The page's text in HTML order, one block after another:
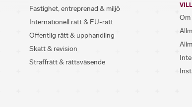
Fastighet, entreprenad & miljö
Internationell rätt & EU-rätt
Offentlig rätt & upphandling
Skatt & revision
Straffrätt & rättsväsende
Om